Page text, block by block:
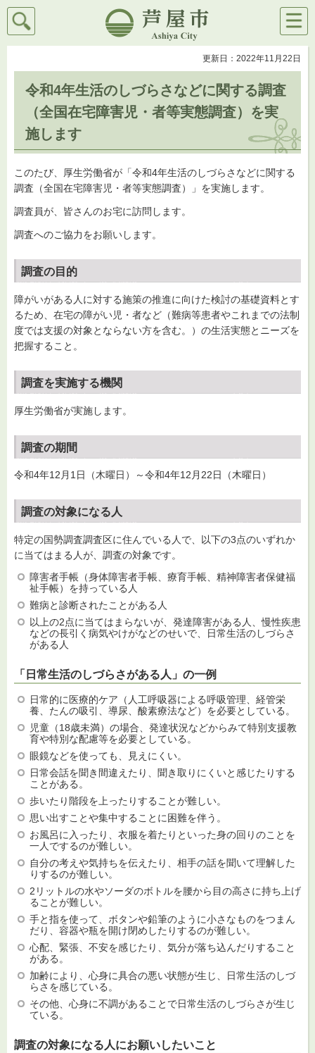
芦屋市
検索
メニ
ュー
更新日：2022年11月22日
令和4年生活のしづらさなどに関する調査
（全国在宅障害児・者等実態調査）を実
施します
このたび、厚生労働省が「令和4年生活のしづらさなどに関する
調査（全国在宅障害児・者等実態調査）」を実施します。
調査員が、皆さんのお宅に訪問します。
調査へのご協力をお願いします。
調査の目的
障がいがある人に対する施策の推進に向けた検討の基礎資料とす
るため、在宅の障がい児・者など（難病等患者やこれまでの法制
度では支援の対象とならない方を含む。）の生活実態とニーズを
把握すること。
調査を実施する機関
厚生労働省が実施します。
調査の期間
令和4年12月1日（木曜日）～令和4年12月22日（木曜日）
調査の対象になる人
特定の国勢調査調査区に住んでいる人で、以下の3点のいずれか
に当てはまる人が、調査の対象です。
障害者手帳（身体障害者手帳、療育手帳、精神障害者保健福
祉手帳）を持っている人
難病と診断されたことがある人
以上の2点に当てはまらないが、発達障害がある人、慢性疾患
などの長引く病気やけがなどのせいで、日常生活のしづらさ
がある人
「日常生活のしづらさがある人」の一例
日常的に医療的ケア（人工呼吸器による呼吸管理、経管栄
養、たんの吸引、導尿、酸素療法など）を必要としている。
児童（18歳未満）の場合、発達状況などからみて特別支援教
育や特別な配慮等を必要としている。
眼鏡などを使っても、見えにくい。
日常会話を聞き間違えたり、聞き取りにくいと感じたりする
ことがある。
歩いたり階段を上ったりすることが難しい。
思い出すことや集中することに困難を伴う。
お風呂に入ったり、衣服を着たりといった身の回りのことを
一人でするのが難しい。
自分の考えや気持ちを伝えたり、相手の話を聞いて理解した
りするのが難しい。
2リットルの水やソーダのボトルを腰から目の高さに持ち上げ
ることが難しい。
手と指を使って、ボタンや鉛筆のように小さなものをつまん
だり、容器や瓶を開け閉めしたりするのが難しい。
心配、緊張、不安を感じたり、気分が落ち込んだりすること
がある。
加齢により、心身に具合の悪い状態が生じ、日常生活のしづ
らさを感じている。
その他、心身に不調があることで日常生活のしづらさが生じ
ている。
調査の対象になる人にお願いしたいこと